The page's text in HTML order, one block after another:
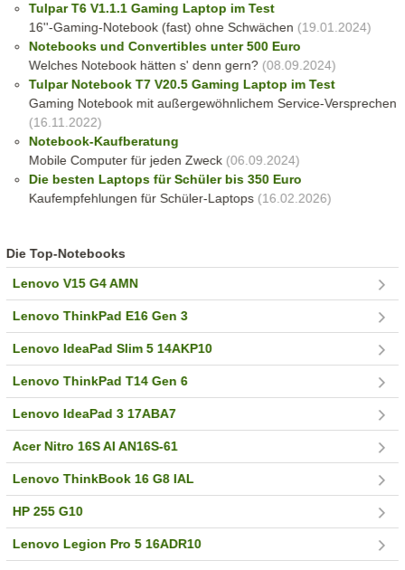
Tulpar T6 V1.1.1 Gaming Laptop im Test
16''-Gaming-Notebook (fast) ohne Schwächen (19.01.2024)
Notebooks und Convertibles unter 500 Euro
Welches Notebook hätten s' denn gern?(08.09.2024)
Tulpar Notebook T7 V20.5 Gaming Laptop im Test
Gaming Notebook mit außergewöhnlichem Service-Versprechen
(16.11.2022)
Notebook-Kaufberatung
Mobile Computer für jeden Zweck(06.09.2024)
Die besten Laptops für Schüler bis 350 Euro
Kaufempfehlungen für Schüler-Laptops(16.02.2026)
Die Top-Notebooks
Lenovo V15 G4 AMN
Lenovo ThinkPad E16 Gen 3
Lenovo IdeaPad Slim 5 14AKP10
Lenovo ThinkPad T14 Gen 6
Lenovo IdeaPad 3 17ABA7
Acer Nitro 16S AI AN16S-61
Lenovo ThinkBook 16 G8 IAL
HP 255 G10
Lenovo Legion Pro 5 16ADR10